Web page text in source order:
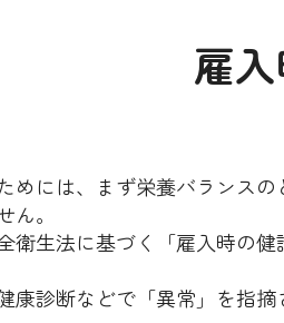
雇
めには、まず栄養バランス
。
衛生法に基づく「雇入時の
診断などで「異常」を指摘